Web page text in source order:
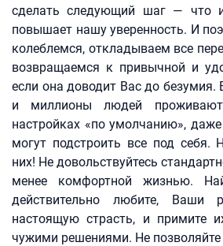
сделать следующий шаг — что
повышает нашу уверенность. И
колеблемся, откладываем все
возвращаемся к привычной и
если она доводит Вас до
и миллионы людей
настройках «по умолчанию»,
могут подстроить все под себя.
них! Не довольствуйтесь
менее комфортной жизнью.
действительно любите, Ваши
настоящую страсть, и примите
чужими решениями. Не